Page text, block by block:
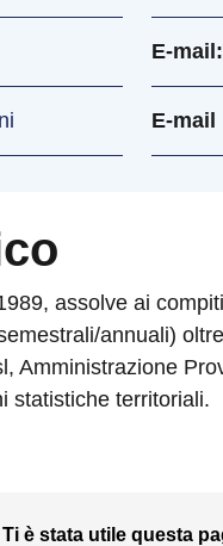
E-mail
E-mail
assolve ai
annuali)
Amministrazione
statistiche territoriali.
Ti è stata utile questa